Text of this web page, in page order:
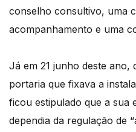
conselho consultivo, uma
acompanhamento e uma
Já em 21 junho deste ano,
portaria que fixava a
ficou estipulado que a sua
dependia da regulação de